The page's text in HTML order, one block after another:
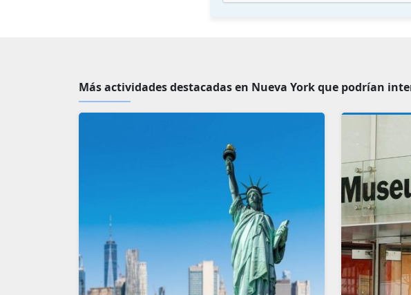
Más actividades destacadas en Nueva York que podrían